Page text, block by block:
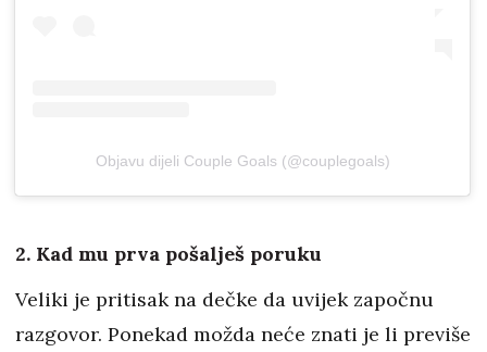
Objavu dijeli Couple Goals (@couplegoals)
2. Kad mu prva pošalješ poruku
Veliki je pritisak na dečke da uvijek započnu
razgovor. Ponekad možda neće znati je li previše